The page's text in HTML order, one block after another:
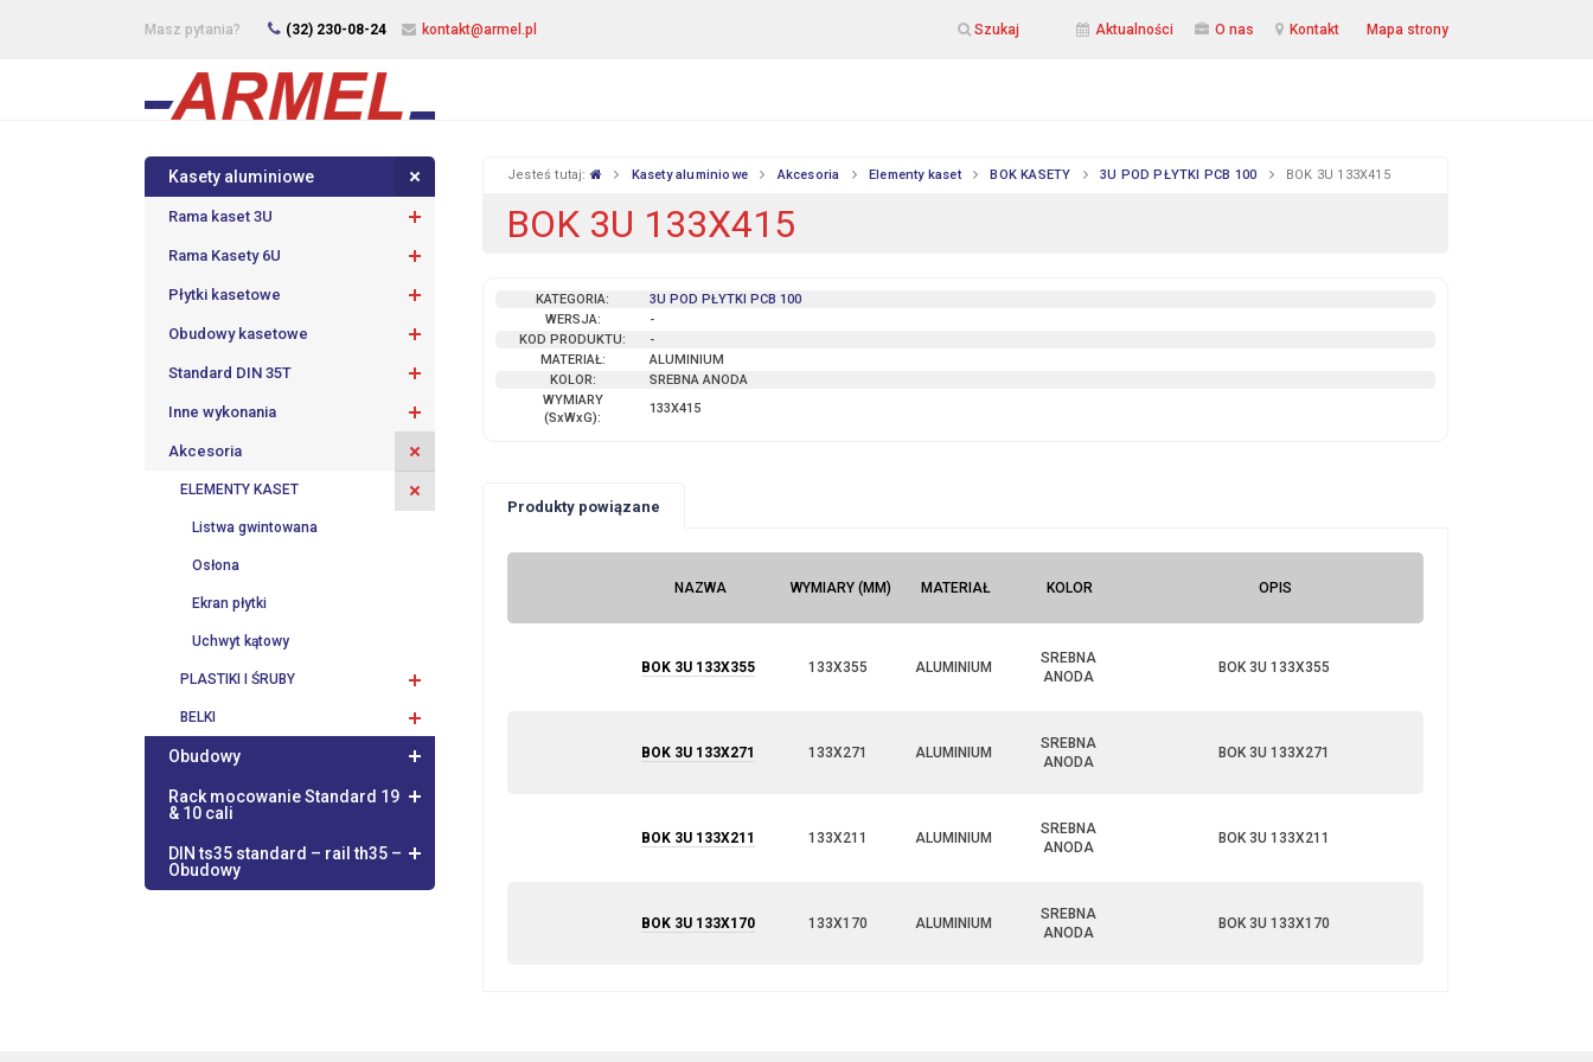
Masz pytania? (32) 230-08-24 kontakt@armel.pl Szukaj Aktualności O nas Kontakt Mapa strony
Kasety aluminiowe
Rama kaset 3U
Rama Kasety 6U
Płytki kasetowe
Obudowy kasetowe
Standard DIN 35T
Inne wykonania
Akcesoria
ELEMENTY KASET
Listwa gwintowana
Osłona
Ekran płytki
Uchwyt kątowy
PLASTIKI I ŚRUBY
BELKI
Obudowy
Rack mocowanie Standard 19
& 10 cali
DIN ts35 standard – rail th35 –
Obudowy
Jesteś tutaj: Kasety aluminiowe Akcesoria Elementy kaset BOK KASETY 3U POD PŁYTKI PCB 100 BOK 3U 133X415
BOK 3U 133X415
KATEGORIA:
3U POD PŁYTKI PCB 100
WERSJA:
-
KOD PRODUKTU:
-
MATERIAŁ:
ALUMINIUM
KOLOR:
SREBNA ANODA
WYMIARY
(SxWxG):
133X415
Produkty powiązane
NAZWA WYMIARY (MM) MATERIAŁ KOLOR OPIS
BOK 3U 133X355 133X355 ALUMINIUM
SREBNA
ANODA
BOK 3U 133X355
BOK 3U 133X271 133X271 ALUMINIUM
SREBNA
ANODA
BOK 3U 133X271
BOK 3U 133X211 133X211 ALUMINIUM
SREBNA
ANODA
BOK 3U 133X211
BOK 3U 133X170 133X170 ALUMINIUM
SREBNA
ANODA
BOK 3U 133X170